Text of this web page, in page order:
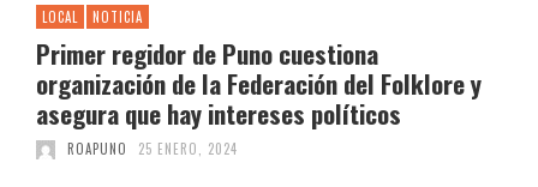
LOCAL NOTICIA
Primer regidor de Puno cuestiona
organización de la Federación del Folklore y
asegura que hay intereses políticos
ROAPUNO 25 ENERO, 2024